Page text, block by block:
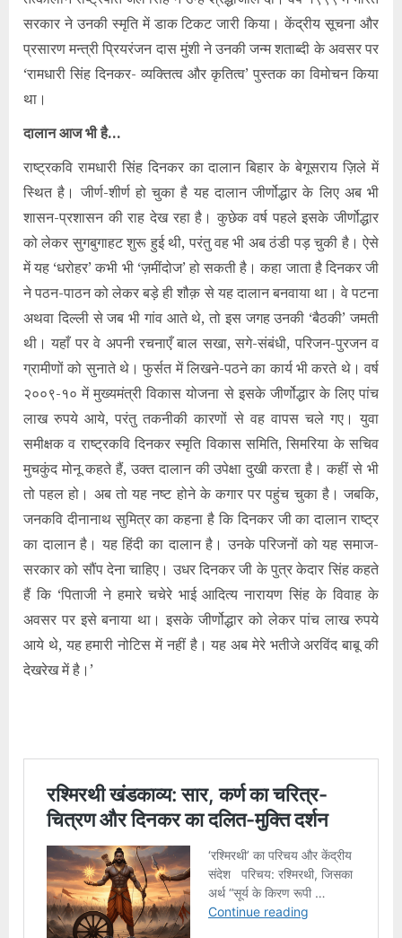
सरकार ने उनकी स्मृति में डाक टिकट जारी किया। केंद्रीय सूचना और
प्रसारण मन्त्री प्रियरंजन दास मुंशी ने उनकी जन्म शताब्दी के अवसर पर
‘रामधारी सिंह दिनकर- व्यक्तित्व और कृतित्व’ पुस्तक का विमोचन किया
था।
दालान आज भी है…
राष्ट्रकवि रामधारी सिंह दिनकर का दालान बिहार के बेगूसराय ज़िले में
स्थित है। जीर्ण-शीर्ण हो चुका है यह दालान जीर्णोद्धार के लिए अब भी
शासन-प्रशासन की राह देख रहा है। कुछेक वर्ष पहले इसके जीर्णोद्धार
को लेकर सुगबुगाहट शुरू हुई थी, परंतु वह भी अब ठंडी पड़ चुकी है। ऐसे
में यह ‘धरोहर’ कभी भी ‘ज़मींदोज’ हो सकती है। कहा जाता है दिनकर जी
ने पठन-पाठन को लेकर बड़े ही शौक़ से यह दालान बनवाया था। वे पटना
अथवा दिल्ली से जब भी गांव आते थे, तो इस जगह उनकी ‘बैठकी’ जमती
थी। यहाँ पर वे अपनी रचनाएँ बाल सखा, सगे-संबंधी, परिजन-पुरजन व
ग्रामीणों को सुनाते थे। फुर्सत में लिखने-पठने का कार्य भी करते थे। वर्ष
२००९-१० में मुख्यमंत्री विकास योजना से इसके जीर्णोद्धार के लिए पांच
लाख रुपये आये, परंतु तकनीकी कारणों से वह वापस चले गए। युवा
समीक्षक व राष्ट्रकवि दिनकर स्मृति विकास समिति, सिमरिया के सचिव
मुचकुंद मोनू कहते हैं, उक्त दालान की उपेक्षा दुखी करता है। कहीं से भी
तो पहल हो। अब तो यह नष्ट होने के कगार पर पहुंच चुका है। जबकि,
जनकवि दीनानाथ सुमित्र का कहना है कि दिनकर जी का दालान राष्ट्र
का दालान है। यह हिंदी का दालान है। उनके परिजनों को यह समाज-
सरकार को सौंप देना चाहिए। उधर दिनकर जी के पुत्र केदार सिंह कहते
हैं कि ‘पिताजी ने हमारे चचेरे भाई आदित्य नारायण सिंह के विवाह के
अवसर पर इसे बनाया था। इसके जीर्णोद्धार को लेकर पांच लाख रुपये
आये थे, यह हमारी नोटिस में नहीं है। यह अब मेरे भतीजे अरविंद बाबू की
देखरेख में है।’